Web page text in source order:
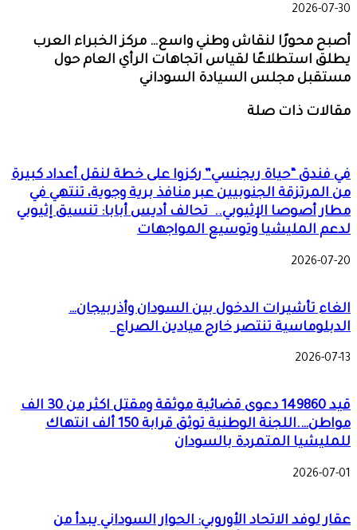
2026-07-30
أصبح محورًا لنقاش وطني واسع… مركز الخبراء العرب
يطلق استطلاعًا لقياس اتجاهات الرأي العام حول
مستقبل مجلس السيادة السوداني
مقالات ذات صلة
في فندق “حياة ريجنسي” ركزوا على خطة لنقل أعداد كبيرة
من المرتزقة الجنوبيين عبر منافذ برية وجوية، تنتهي في
مطار أصوصا الإثيوبي.. تحالف أديس أبابا: تنسيق إثيوبي
لدعم المليشيا وتوسيع المواجهات
2026-07-20
الغاء تأشيرات الدخول بين السودان وأذربيجان…
الدبلوماسية تنتصر خارج ميادين الصراع
2026-07-13
قيد 149860 دعوى قضائية موثقة ومقتل اكثر من 30 الف
مواطن….اللجنة الوطنية توثق قرابة 150 ألف انتهاك
للمليشيا المتمردة بالسودان
2026-07-01
عقار لوفد الاتحاد الأوروبي: الحوار السوداني يبدأ من